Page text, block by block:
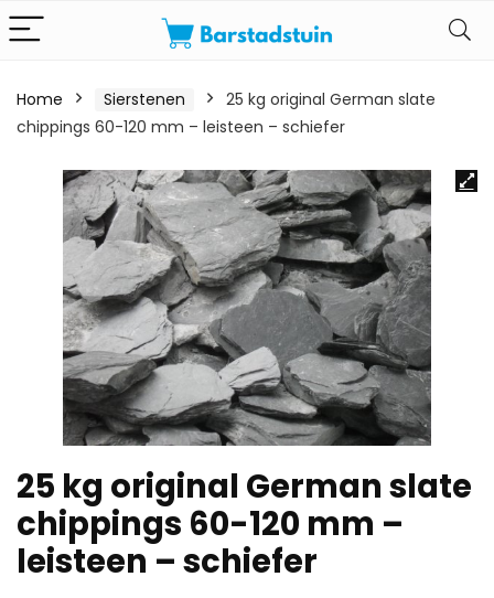
Home Sierstenen
25 kg original German slate
chippings 60-120 mm – leisteen – schiefer
25 kg original German slate
chippings 60-120 mm –
leisteen – schiefer